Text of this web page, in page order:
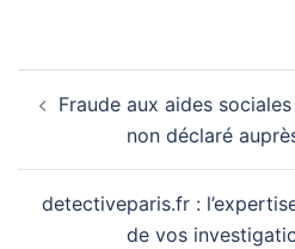
d’article
Fraude aux aides
non déclaré
detectiveparis.fr :
de vos